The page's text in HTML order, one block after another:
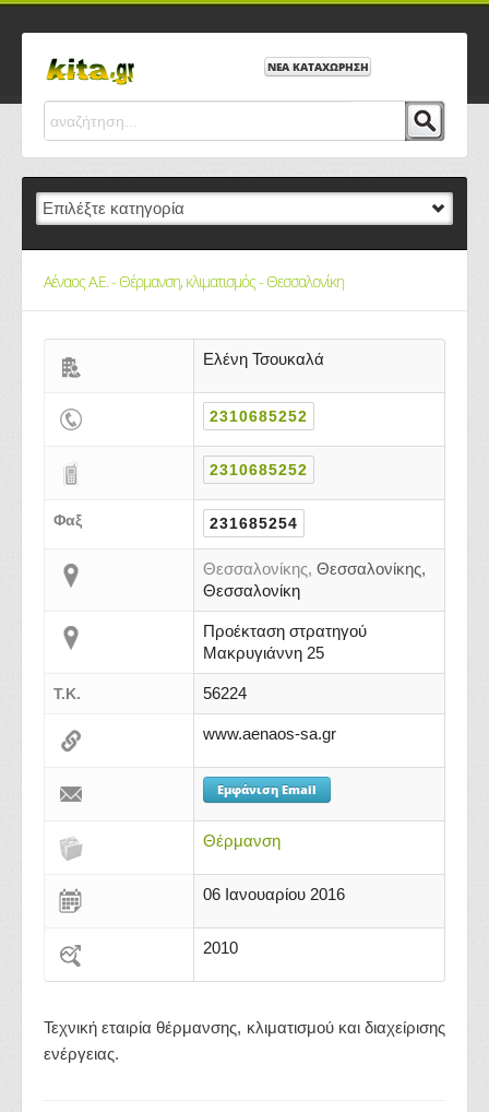
ΝΕΑ ΚΑΤΑΧΩΡΗΣΗ
Αέναος Α.Ε. - Θέρμανση, κλιματισμός - Θεσσαλονίκη
Ελένη Τσουκαλά
2310685252
2310685252
Φαξ 231685254
Θεσσαλονίκης, Θεσσαλονίκης,
Θεσσαλονίκη
Προέκταση στρατηγού
Μακρυγιάννη 25
Τ.Κ. 56224
www.aenaos-sa.gr
Εμφάνιση Email
Θέρμανση
06 Ιανουαρίου 2016
2010
Τεχνική εταιρία θέρμανσης, κλιματισμού και διαχείρισης
ενέργειας.